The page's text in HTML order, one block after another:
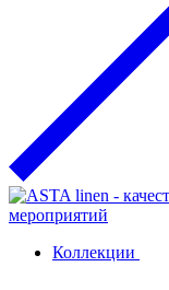
Коллекции